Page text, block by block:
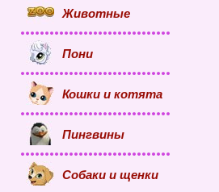
Животные
Пони
Кошки и котята
Пингвины
Собаки и щенки